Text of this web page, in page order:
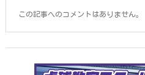
この記事へのコメントはありません。